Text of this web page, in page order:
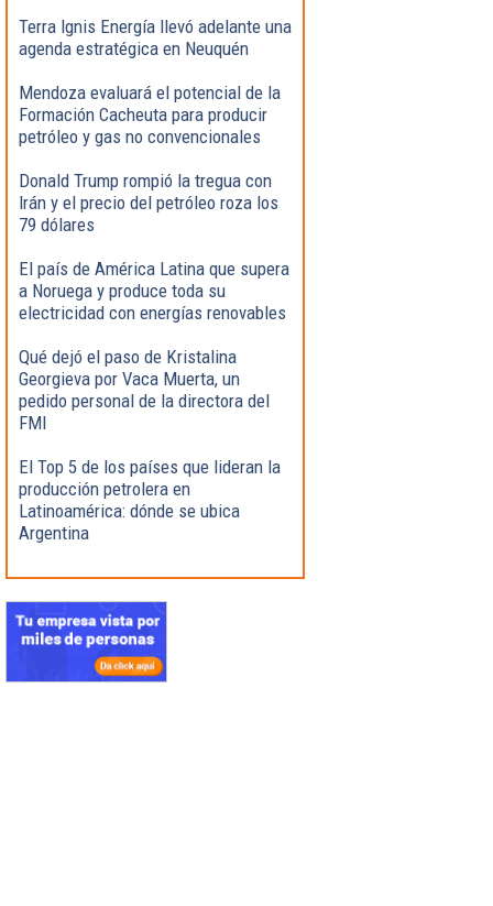
Terra Ignis Energía llevó adelante una
agenda estratégica en Neuquén
Mendoza evaluará el potencial de la
Formación Cacheuta para producir
petróleo y gas no convencionales
Donald Trump rompió la tregua con
Irán y el precio del petróleo roza los
79 dólares
El país de América Latina que supera
a Noruega y produce toda su
electricidad con energías renovables
Qué dejó el paso de Kristalina
Georgieva por Vaca Muerta, un
pedido personal de la directora del
FMI
El Top 5 de los países que lideran la
producción petrolera en
Latinoamérica: dónde se ubica
Argentina